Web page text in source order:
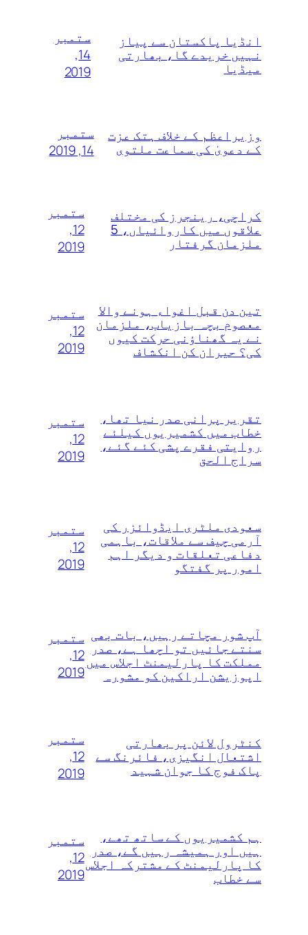
انڈیا پاکستان سے پیاز
نہیں خریدے گا، بھارتی
میڈیا
ستمبر
14,
2019
وزیراعظم کے خلاف ہتک عزت
کے دعویٰ کی سماعت ملتوی
ستمبر
14, 2019
کراچی، رینجرز کی مختلف
علاقوں میں کاروائیاں، 5
ملزمان گرفتار
ستمبر
12,
2019
تین دن قبل اغواء ہونے والا
معصوم بچہ بازیاب، ملزمان
نے یہ گھناؤنی حرکت کیوں
کی؟ حیران کن انکشاف
ستمبر
12,
2019
تقریر پرانی صدر نیا تھا،
خطاب میں کشمیریوں کیلئے
روایتی فقرے پشی کئے گئے،
سراج الحق
ستمبر
12,
2019
سعودی ملٹری ایڈوائزر کی
آرمی چیف سے ملاقات، باہمی
دفاعی تعلقات و دیگر اہم
امور پر گفتگو
ستمبر
12,
2019
آپ شور مچاتے رہیں، بات بھی
سنتے جائیں تو اچھا ہے، صدر
مملکت کا پارلیمنٹ اجلاس میں
اپوزیشن اراکین کو مشورہ
ستمبر
12,
2019
کنٹرول لائن پر بھارتی
اشتعال انگیزی، فائرنگ سے
پاک فوج کا جوان شہید
ستمبر
12,
2019
ہم کشمیریوں‌ کے ساتھ تھے،
ہیں اور ہمیشہ رہیں گے، صدر
کا پارلیمنٹ کے مشترکہ اجلاس
سے خطاب
ستمبر
12,
2019